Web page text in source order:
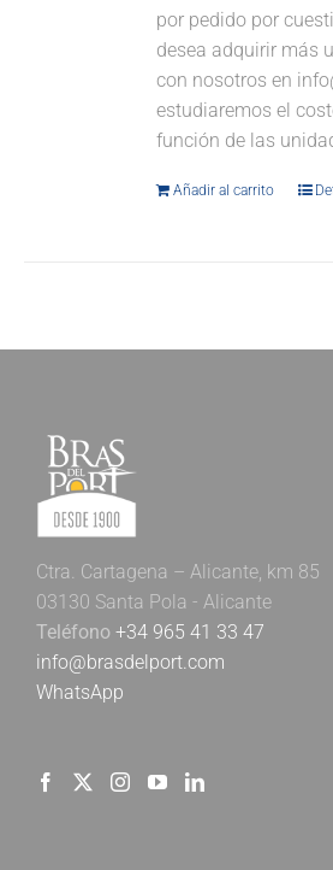
por pedido por
desea adquirir más
con nosotros en
estudiaremos el
función de las
Añadir al carrito
Ctra. Cartagena – Alicante, km 85
03130 Santa Pola - Alicante
Teléfono +34 965 41 33 47
info@brasdelport.com
WhatsApp